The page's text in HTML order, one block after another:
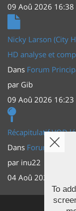
09 Aoû 2026 16:38
Nicky Larson (City
HD analyse et
Dans Forum
par Gib
09 Aoû 2026 16:23
Récapitulatif VOD
Dans Forum Principal
par inu22
04 Aoû 2026 20:30
To